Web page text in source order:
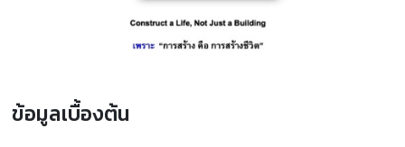
ข้อมูลเบื้องต้น